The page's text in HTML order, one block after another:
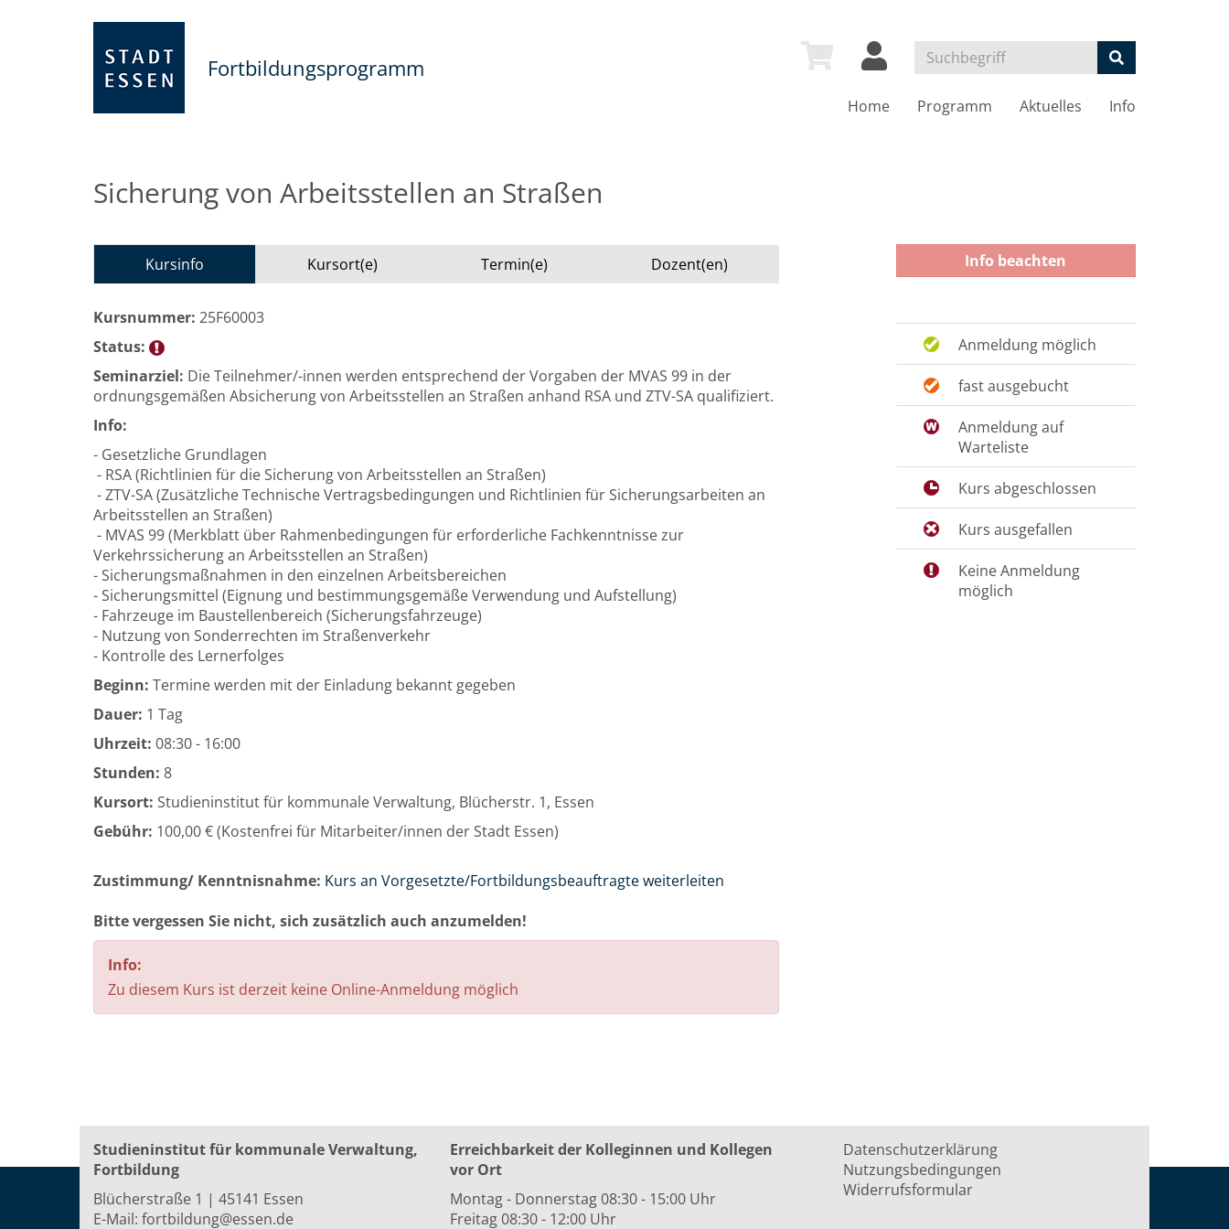
Fortbildungsprogramm
Home Programm Aktuelles Info
Sicherung von Arbeitsstellen an Straßen
Kursinfo Kursort(e) Termin(e) Dozent(en)
Kursnummer: 25F60003
Status:
Seminarziel: Die Teilnehmer/-innen werden entsprechend der Vorgaben der MVAS 99 in der
ordnungsgemäßen Absicherung von Arbeitsstellen an Straßen anhand RSA und ZTV-SA qualifiziert.
Info:
- Gesetzliche Grundlagen
- RSA (Richtlinien für die Sicherung von Arbeitsstellen an Straßen)
- ZTV-SA (Zusätzliche Technische Vertragsbedingungen und Richtlinien für Sicherungsarbeiten an
Arbeitsstellen an Straßen)
- MVAS 99 (Merkblatt über Rahmenbedingungen für erforderliche Fachkenntnisse zur
Verkehrssicherung an Arbeitsstellen an Straßen)
- Sicherungsmaßnahmen in den einzelnen Arbeitsbereichen
- Sicherungsmittel (Eignung und bestimmungsgemäße Verwendung und Aufstellung)
- Fahrzeuge im Baustellenbereich (Sicherungsfahrzeuge)
- Nutzung von Sonderrechten im Straßenverkehr
- Kontrolle des Lernerfolges
Beginn: Termine werden mit der Einladung bekannt gegeben
Dauer: 1 Tag
Uhrzeit: 08:30 - 16:00
Stunden: 8
Kursort: Studieninstitut für kommunale Verwaltung, Blücherstr. 1, Essen
Gebühr: 100,00 € (Kostenfrei für Mitarbeiter/innen der Stadt Essen)
Zustimmung/ Kenntnisnahme: Kurs an Vorgesetzte/Fortbildungsbeauftragte weiterleiten
Bitte vergessen Sie nicht, sich zusätzlich auch anzumelden!
Info:
Zu diesem Kurs ist derzeit keine Online-Anmeldung möglich
Info beachten
Anmeldung möglich
fast ausgebucht
Anmeldung auf
Warteliste
Kurs abgeschlossen
Kurs ausgefallen
Keine Anmeldung
möglich
Studieninstitut für kommunale Verwaltung,
Fortbildung
Blücherstraße 1 | 45141 Essen
E-Mail: fortbildung@essen.de
Erreichbarkeit der Kolleginnen und Kollegen
vor Ort
Montag - Donnerstag 08:30 - 15:00 Uhr
Freitag 08:30 - 12:00 Uhr
Datenschutzerklärung
Nutzungsbedingungen
Widerrufsformular